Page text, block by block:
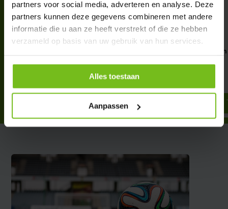
partners voor social media, adverteren en analyse. Deze
partners kunnen deze gegevens combineren met andere
informatie die u aan ze heeft verstrekt of die ze hebben
verzameld op basis van uw gebruik van hun services.
Alles toestaan
Aanpassen
Deliverytime
Deliverytime